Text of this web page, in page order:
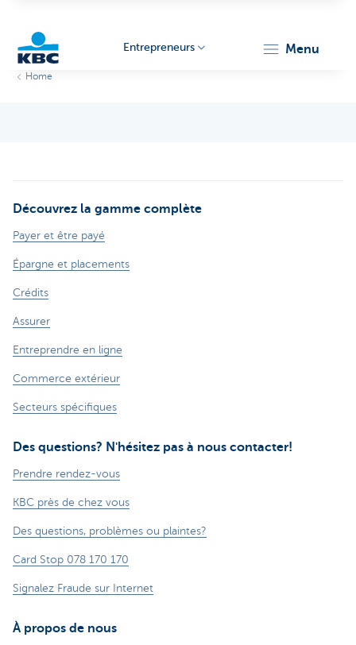
Entrepreneurs menu
Home
Découvrez la gamme complète
Payer et être payé
Épargne et placements
Crédits
Assurer
Entreprendre en ligne
Commerce extérieur
Secteurs spécifiques
Des questions? N'hésitez pas à nous contacter!
Prendre rendez-vous
KBC près de chez vous
Des questions, problèmes ou plaintes?
Card Stop 078 170 170
Signalez Fraude sur Internet
À propos de nous